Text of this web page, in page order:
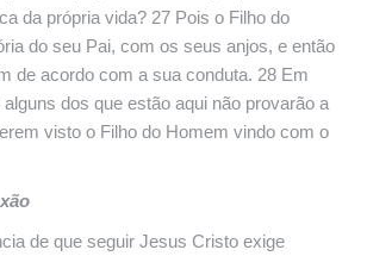
da própria vida? 27 Pois o Filho do
do seu Pai, com os seus anjos, e então
de acordo com a sua conduta. 28 Em
dos que estão aqui não provarão a
visto o Filho do Homem vindo com o
de que seguir Jesus Cristo exige